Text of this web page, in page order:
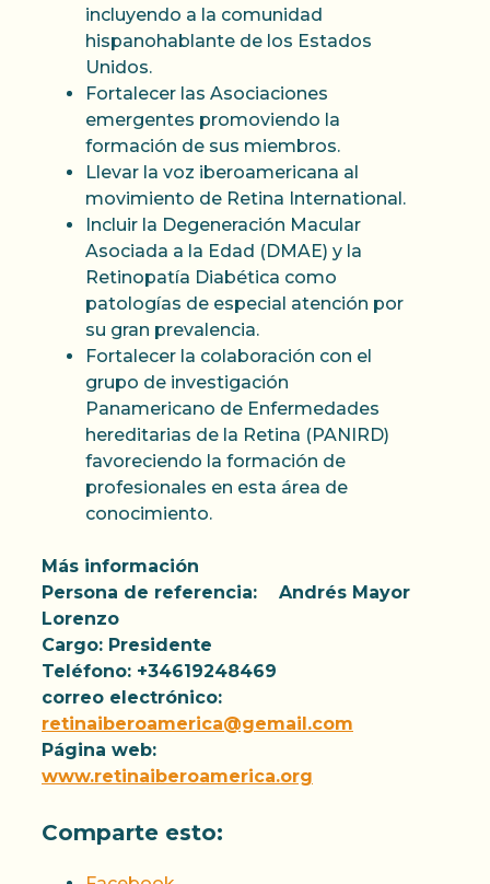
incluyendo a la comunidad
hispanohablante de los Estados
Unidos.
Fortalecer las Asociaciones
emergentes promoviendo la
formación de sus miembros.
Llevar la voz iberoamericana al
movimiento de Retina International.
Incluir la Degeneración Macular
Asociada a la Edad (DMAE) y la
Retinopatía Diabética como
patologías de especial atención por
su gran prevalencia.
Fortalecer la colaboración con el
grupo de investigación
Panamericano de Enfermedades
hereditarias de la Retina (PANIRD)
favoreciendo la formación de
profesionales en esta área de
conocimiento.
Más información
Persona de referencia: Andrés Mayor
Lorenzo
Cargo: Presidente
Teléfono: +34619248469
correo electrónico:
retinaiberoamerica@gemail.com
Página web:
www.retinaiberoamerica.org
Comparte esto: